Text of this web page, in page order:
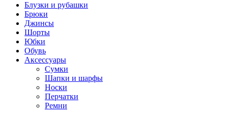
Блузки и рубашки
Брюки
Джинсы
Шорты
Юбки
Обувь
Аксессуары
Сумки
Шапки и шарфы
Носки
Перчатки
Ремни